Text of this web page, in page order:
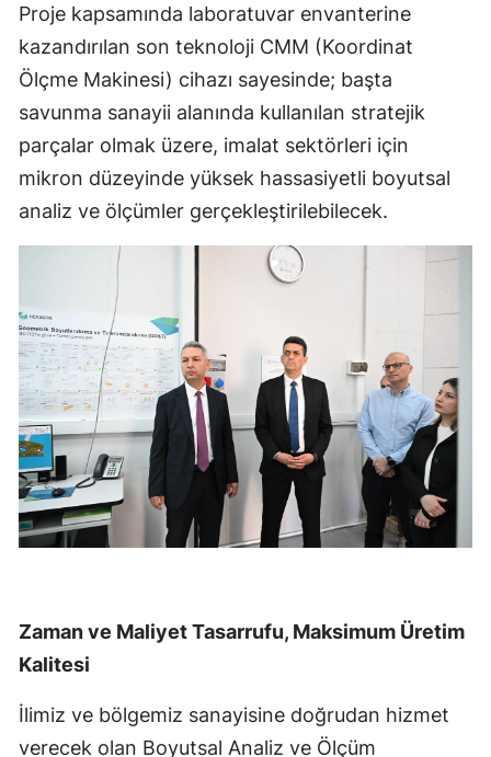
Proje kapsamında laboratuvar envanterine
kazandırılan son teknoloji CMM (Koordinat
Ölçme Makinesi) cihazı sayesinde; başta
savunma sanayii alanında kullanılan stratejik
parçalar olmak üzere, imalat sektörleri için
mikron düzeyinde yüksek hassasiyetli boyutsal
analiz ve ölçümler gerçekleştirilebilecek.
Zaman ve Maliyet Tasarrufu, Maksimum Üretim
Kalitesi
İlimiz ve bölgemiz sanayisine doğrudan hizmet
verecek olan Boyutsal Analiz ve Ölçüm